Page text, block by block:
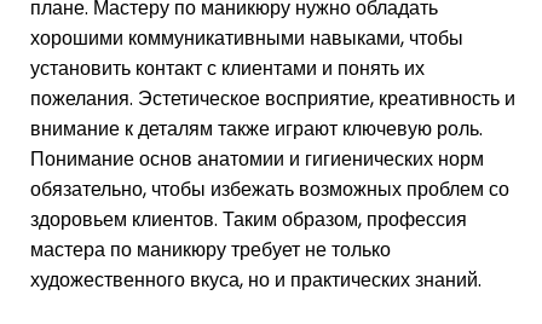
плане. Мастеру по маникюру нужно обладать
хорошими коммуникативными навыками, чтобы
установить контакт с клиентами и понять их
пожелания. Эстетическое восприятие, креативность и
внимание к деталям также играют ключевую роль.
Понимание основ анатомии и гигиенических норм
обязательно, чтобы избежать возможных проблем со
здоровьем клиентов. Таким образом, профессия
мастера по маникюру требует не только
художественного вкуса, но и практических знаний.